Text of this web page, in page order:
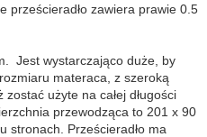
prześcieradło zawiera prawie 0.5
Jest wystarczająco duże, by
materaca, z szeroką
zostać użyte na całej długości
przewodząca to 201 x 90
stronach. Prześcieradło ma